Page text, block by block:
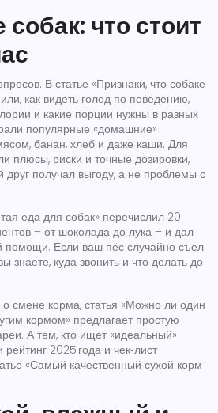
что стоит
В статье «Признаки, что собаке
как видеть голод по поведению,
и какие порции нужны в разных
популярные «домашние»
банан, хлеб и даже каши. Для
плюсы, риски и точные дозировки,
друг получал выгоду, а не проблемы с
еда для собак» перечислил 20
– от шоколада до лука – и дал
помощи. Если ваш пёс случайно съел
знаете, куда звонить и что делать до
смене корма, статья «Можно ли один
кормом» предлагает простую
А тем, кто ищет «идеальный»
2025 года и чек‑лист
«Самый качественный сухой корм